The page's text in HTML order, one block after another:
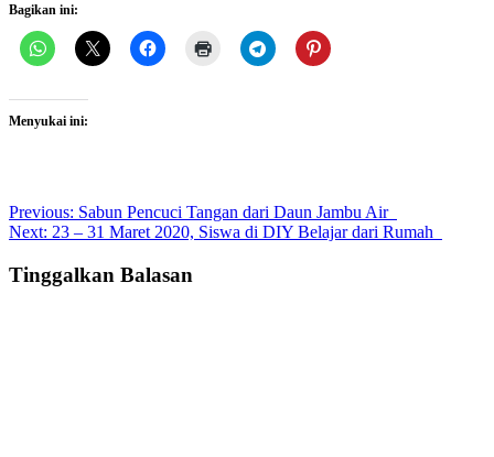
Bagikan ini:
Menyukai ini:
Post
navigation
Previous: Sabun Pencuci Tangan dari Daun Jambu Air
Next: 23 – 31 Maret 2020, Siswa di DIY Belajar dari Rumah
Tinggalkan Balasan